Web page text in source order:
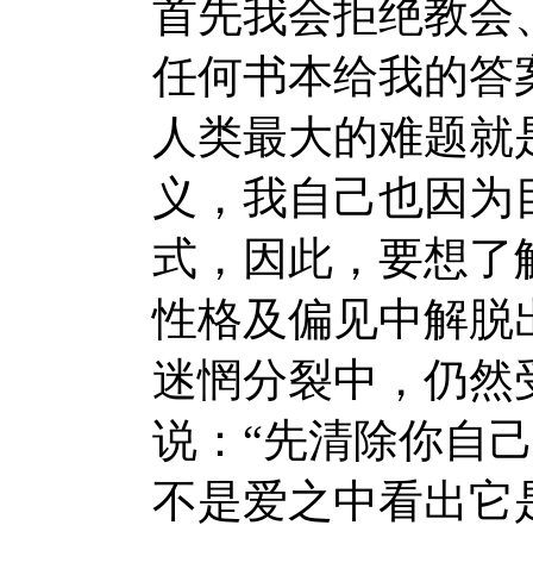
首先我会拒绝教会
任何书本给我的答
人类最大的难题
义，我自己也因
式，因此，要想了
性格及偏见中解脱
迷惘分裂中，仍然
说：“先清除你自
不是爱之中看出它